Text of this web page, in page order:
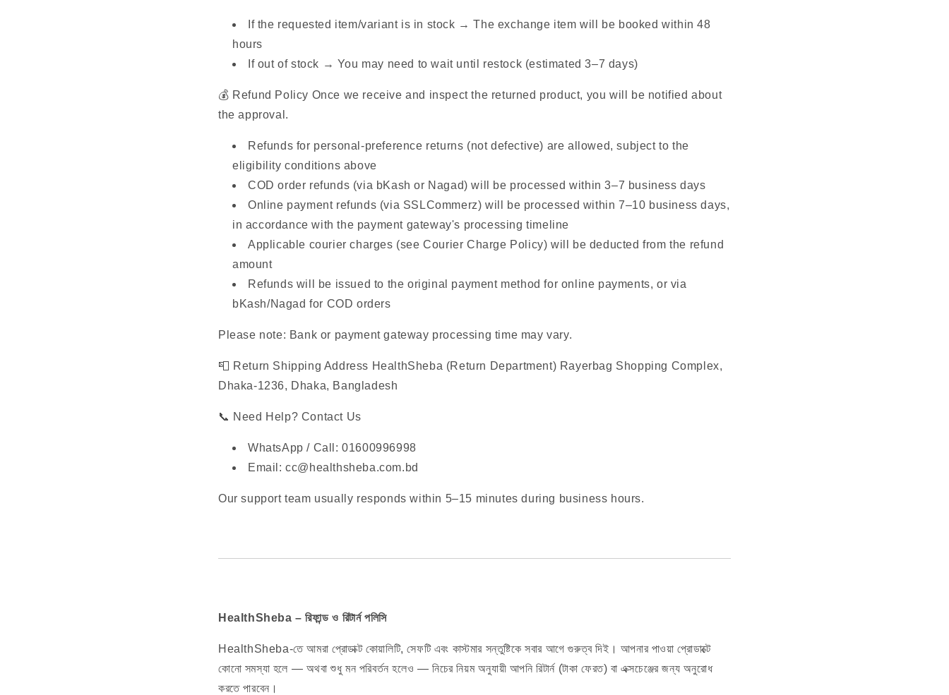
If the requested item/variant is in stock → The exchange item will be booked within 48
hours
If out of stock → You may need to wait until restock (estimated 3–7 days)
💰 Refund Policy Once we receive and inspect the returned product, you will be notified about
the approval.
Refunds for personal-preference returns (not defective) are allowed, subject to the
eligibility conditions above
COD order refunds (via bKash or Nagad) will be processed within 3–7 business days
Online payment refunds (via SSLCommerz) will be processed within 7–10 business days,
in accordance with the payment gateway's processing timeline
Applicable courier charges (see Courier Charge Policy) will be deducted from the refund
amount
Refunds will be issued to the original payment method for online payments, or via
bKash/Nagad for COD orders
Please note: Bank or payment gateway processing time may vary.
📮 Return Shipping Address HealthSheba (Return Department) Rayerbag Shopping Complex,
Dhaka-1236, Dhaka, Bangladesh
📞 Need Help? Contact Us
WhatsApp / Call: 01600996998
Email: cc@healthsheba.com.bd
Our support team usually responds within 5–15 minutes during business hours.
HealthSheba – রিফান্ড ও রিটার্ন পলিসি
HealthSheba-তে আমরা প্রোডাক্ট কোয়ালিটি, সেফটি এবং কাস্টমার সন্তুষ্টিকে সবার আগে গুরুত্ব দিই। আপনার পাওয়া প্রোডাক্টে
কোনো সমস্যা হলে — অথবা শুধু মন পরিবর্তন হলেও — নিচের নিয়ম অনুযায়ী আপনি রিটার্ন (টাকা ফেরত) বা এক্সচেঞ্জের জন্য অনুরোধ
করতে পারবেন।